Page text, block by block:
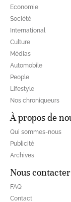
Economie
Société
International
Culture
Médias
Automobile
People
Lifestyle
Nos chroniqueurs
À propos de
Qui sommes-nous
Publicité
Archives
Nous contacter
FAQ
Contact